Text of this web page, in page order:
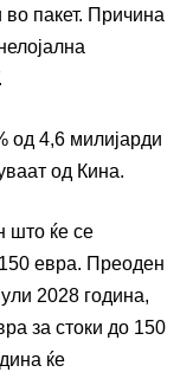
во пакет. Причина
од 4,6 милијарди
од Кина.
што ќе се
евра. Преоден
2028 година,
за стоки до 150
ќе